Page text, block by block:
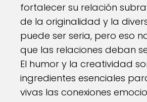
fortalecer su relación
de la originalidad y la
puede ser seria, pero eso
que las relaciones deban
El humor y la creatividad
ingredientes esenciales
vivas las conexiones